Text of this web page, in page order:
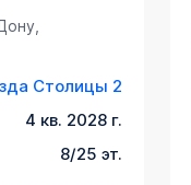
Столицы 2
4 кв. 2028 г.
8/25 эт.